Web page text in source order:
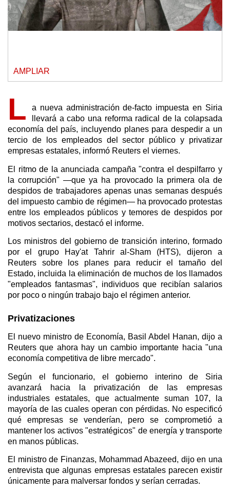
AMPLIAR
L
a nueva administración de-facto impuesta en Siria
llevará a cabo una reforma radical de la colapsada
economía del país, incluyendo planes para despedir a un
tercio de los empleados del sector público y privatizar
empresas estatales, informó Reuters el viernes.
El ritmo de la anunciada campaña "contra el despilfarro y
la corrupción" —que ya ha provocado la primera ola de
despidos de trabajadores apenas unas semanas después
del impuesto cambio de régimen— ha provocado protestas
entre los empleados públicos y temores de despidos por
motivos sectarios, destacó el informe.
Los ministros del gobierno de transición interino, formado
por el grupo Hay'at Tahrir al-Sham (HTS), dijeron a
Reuters sobre los planes para reducir el tamaño del
Estado, incluida la eliminación de muchos de los llamados
"empleados fantasmas", individuos que recibían salarios
por poco o ningún trabajo bajo el régimen anterior.
Privatizaciones
El nuevo ministro de Economía, Basil Abdel Hanan, dijo a
Reuters que ahora hay un cambio importante hacia "una
economía competitiva de libre mercado".
Según el funcionario, el gobierno interino de Siria
avanzará hacia la privatización de las empresas
industriales estatales, que actualmente suman 107, la
mayoría de las cuales operan con pérdidas. No especificó
qué empresas se venderían, pero se comprometió a
mantener los activos "estratégicos" de energía y transporte
en manos públicas.
El ministro de Finanzas, Mohammad Abazeed, dijo en una
entrevista que algunas empresas estatales parecen existir
únicamente para malversar fondos y serían cerradas.